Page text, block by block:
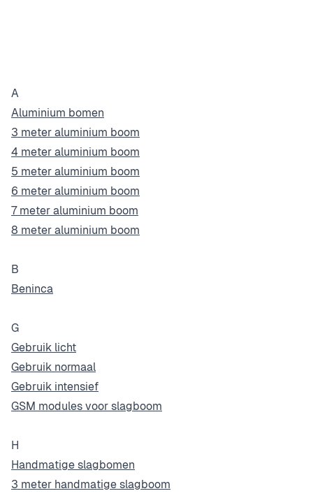
A
Aluminium bomen
3 meter aluminium boom
4 meter aluminium boom
5 meter aluminium boom
6 meter aluminium boom
7 meter aluminium boom
8 meter aluminium boom
B
Beninca
G
Gebruik licht
Gebruik normaal
Gebruik intensief
GSM modules voor slagboom
H
Handmatige slagbomen
3 meter handmatige slagboom